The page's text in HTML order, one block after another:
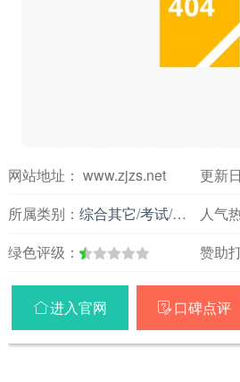
网站地址： www.zjzs.net
更新
所属类别： 综合其它/考试/各地考试
人气
绿色评级：
赞助
进入官网  口碑点评